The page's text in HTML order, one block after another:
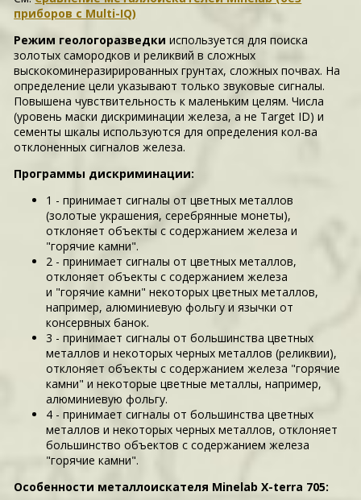
приборов с Multi-IQ)
Режим геологоразведки используется для поиска
золотых самородков и реликвий в сложных
выскокоминеразирированных грунтах, сложных почвах. На
определение цели указывают только звуковые сигналы.
Повышена чувствительность к маленьким целям. Числа
(уровень маски дискриминации железа, а не Target ID) и
сементы шкалы используются для определения кол-ва
отклоненных сигналов железа.
Программы дискриминации:
1 - принимает сигналы от цветных металлов
(золотые украшения, серебрянные монеты),
отклоняет объекты с содержанием железа и
"горячие камни".
2 - принимает сигналы от цветных металлов,
отклоняет объекты с содержанием железа
и "горячие камни" некоторых цветных металлов,
например, алюминиевую фольгу и язычки от
консервных банок.
3 - принимает сигналы от большинства цветных
металлов и некоторых черных металлов (реликвии),
отклоняет объекты с содержанием железа "горячие
камни" и некоторые цветные металлы, например,
алюминиевую фольгу.
4 - принимает сигналы от большинства цветных
металлов и некоторых черных металлов, отклоняет
большинство объектов с содержанием железа
"горячие камни".
Особенности металлоискателя Minelab X-terra 705: